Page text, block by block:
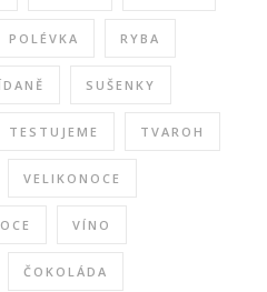
POLÉVKA RYBA
SUŠENKY
TESTUJEME TVAROH
VELIKONOCE
VÍNO
ČOKOLÁDA